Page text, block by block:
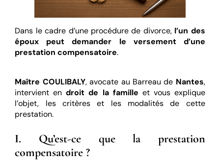
Dans le cadre d’une procédure de divorce, l’un des
époux peut demander le versement d’une
prestation compensatoire.
Maître COULIBALY, avocate au Barreau de Nantes,
intervient endroit de la famille et vous explique
l’objet, les critères et les modalités de cette
prestation.
I. Qu’est-ce que la prestation
compensatoire ?